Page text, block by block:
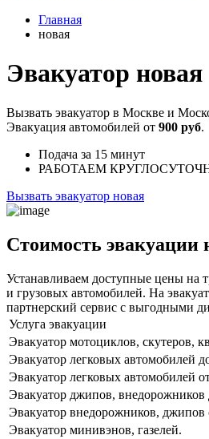
Главная
новая
Эвакуатор новая
Вызвать эвакуатор в Москве и
Эвакуация автомобилей от 900 руб.
Подача за 15 минут
РАБОТАЕМ
Вызвать эвакуатор новая
Стоимость эвакуации
Устанавливаем доступные цены на
и грузовых автомобилей. На
партнерский сервис с выгодными
Услуга эвакуации
Эвакуатор мотоциклов, скутеров,
Эвакуатор легковых автомобилей
Эвакуатор легковых автомобилей
Эвакуатор джипов, внедорожников
Эвакуатор внедорожников, джипов
Эвакуатор минивэнов, газелей.